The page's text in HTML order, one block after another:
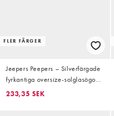
FLER FÄRGER
Jeepers Peepers – Silverfärgade
fyrkantiga oversize-solglasögon i
metall med blå glas
233,35 SEK